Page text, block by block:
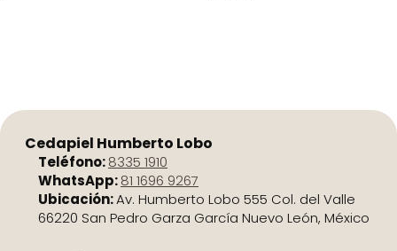
Cedapiel Humberto Lobo
Teléfono:8335 1910
WhatsApp:81 1696 9267
Ubicación:Av. Humberto Lobo 555 Col. del Valle
66220 San Pedro Garza García Nuevo León, México